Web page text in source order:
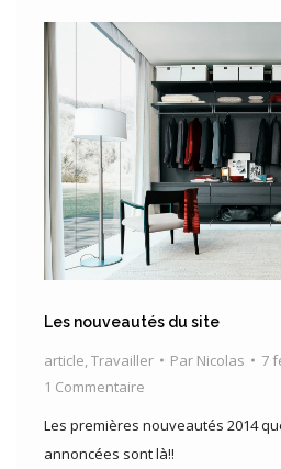
Les nouveautés du site
article,Travailler Par Nicolas
7
1 Commentaire
Les premières nouveautés 2014
annoncées sont là!!